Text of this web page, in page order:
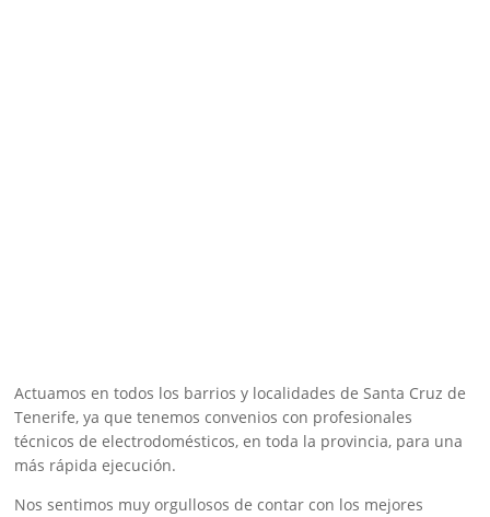
Actuamos en todos los barrios y localidades de Santa Cruz de
Tenerife, ya que tenemos convenios con profesionales
técnicos de electrodomésticos, en toda la provincia, para una
más rápida ejecución.
Nos sentimos muy orgullosos de contar con los mejores